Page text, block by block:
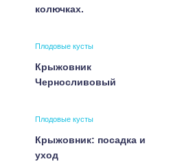
колючках.
Плодовые кусты
Крыжовник
Черносливовый
Плодовые кусты
Крыжовник: посадка и
уход